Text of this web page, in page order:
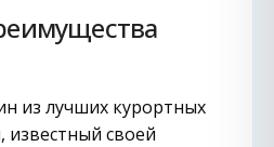
из лучших курортных
известный своей